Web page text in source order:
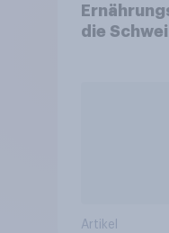
die
Artikel